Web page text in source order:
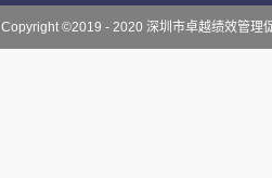
Copyright ©2019 - 2020 深圳市卓越绩效管理